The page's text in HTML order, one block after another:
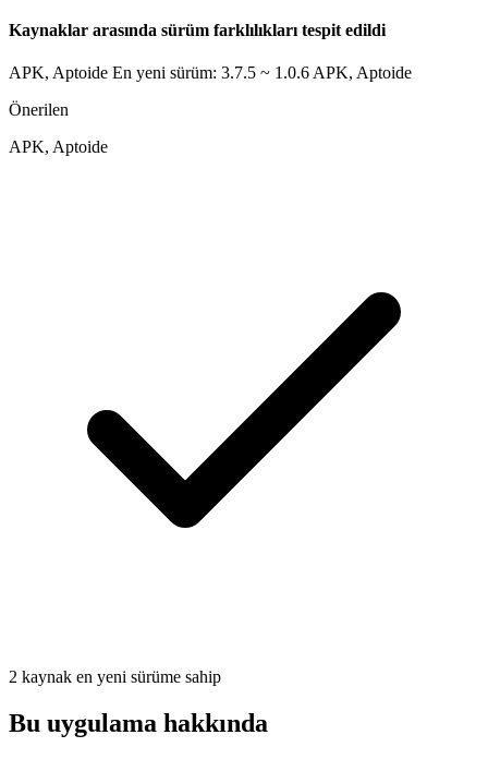
Kaynaklar arasında sürüm farklılıkları tespit edildi
APK, Aptoide En yeni sürüm: 3.7.5 ~ 1.0.6 APK, Aptoide
Önerilen
APK, Aptoide
2 kaynak en yeni sürüme sahip
Bu uygulama hakkında